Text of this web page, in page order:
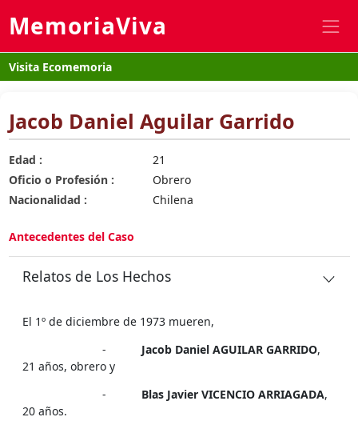
MemoriaViva
Visita Ecomemoria
Jacob Daniel Aguilar Garrido
Edad :
21
Oficio o Profesión :
Obrero
Nacionalidad :
Chilena
Antecedentes del Caso
Relatos de Los Hechos
El 1º de diciembre de 1973 mueren,
- Jacob Daniel AGUILAR GARRIDO,
21 años, obrero y
- Blas Javier VICENCIO ARRIAGADA,
20 años.